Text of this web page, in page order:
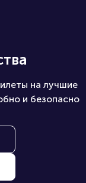
на лучшие
и безопасно